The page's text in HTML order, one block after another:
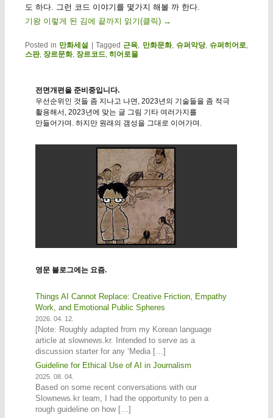
도 하다. 그런 코드 이야기를 몇가지 해볼 까 한다.
기왕 이렇게 된 김에 끝까지 읽기(클릭) →
Posted in 만화세설 |Tagged 근육 만화문화, 슈퍼악당, 슈퍼히어로
스판, 장르문화, 장르코드 히어로물
전면개편을 준비중입니다.
우선순위인 것들 좀 지나고 나면, 2023년의 기술들을 좀 적극
활용해서, 2023년에 맞는 글 그림 기타 여러가지를
만들어가며. 하지만 원래의 갬성을 그대로 이어가며.
영문 블로그에는 요즘.
Things AI Cannot Replace: Creative Friction, Empathy
Work, and Emotional Public Spheres
2026. 04. 12.
[Note: Roughly adapted from my Korean language
article at slownews.kr. Intended to serve as a
discussion starter for any ‘Media […]
Guideline for Ethical Use of AI in Journalism
2025. 08. 04.
Based on some recent conversations with our
Slownews.kr team, I had the opportunity to pen a
rough guideline on how […]